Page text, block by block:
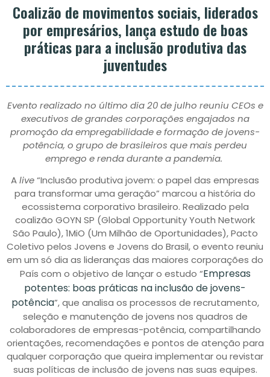
Coalizão de movimentos sociais, liderados
por empresários, lança estudo de boas
práticas para a inclusão produtiva das
juventudes
Evento realizado no último dia 20 de julho reuniu CEOs e
executivos de grandes corporações engajados na
promoção da empregabilidade e formação de jovens-
potência, o grupo de brasileiros que mais perdeu
emprego e renda durante a pandemia.
Alive“Inclusão produtiva jovem: o papel das empresas
para transformar uma geração” marcou a história do
ecossistema corporativo brasileiro. Realizado pela
coalizão GOYN SP (Global Opportunity Youth Network
São Paulo), 1MiO (Um Milhão de Oportunidades), Pacto
Coletivo pelos Jovens e Jovens do Brasil, o evento reuniu
em um só dia as lideranças das maiores corporações do
País com o objetivo de lançar o estudo “Empresas
potentes: boas práticas na inclusão de jovens-
potência”, que analisa os processos de recrutamento,
seleção e manutenção de jovens nos quadros de
colaboradores de empresas-potência, compartilhando
orientações, recomendações e pontos de atenção para
qualquer corporação que queira implementar ou revistar
suas políticas de inclusão de jovens nas suas equipes.